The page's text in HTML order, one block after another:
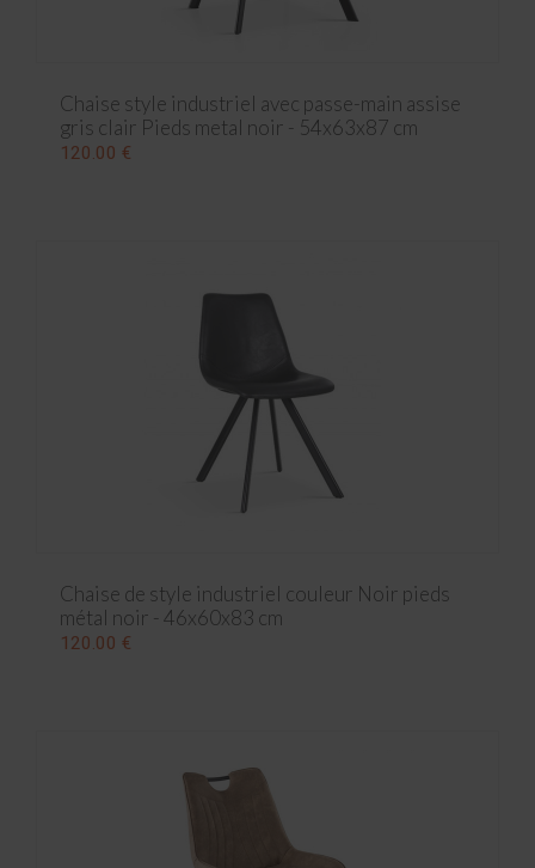
Chaise style industriel avec passe-main assise
gris clair Pieds metal noir - 54x63x87 cm
120.00 €
Chaise de style industriel couleur Noir pieds
métal noir - 46x60x83 cm
120.00 €